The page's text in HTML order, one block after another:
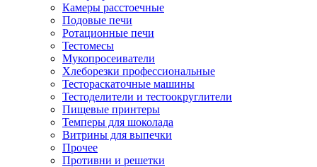
Камеры расстоечные
Подовые печи
Ротационные печи
Тестомесы
Мукопросеиватели
Хлеборезки профессиональные
Тестораскаточные машины
Тестоделители и тестоокруглители
Пищевые принтеры
Темперы для шоколада
Витрины для выпечки
Прочее
Противни и решетки